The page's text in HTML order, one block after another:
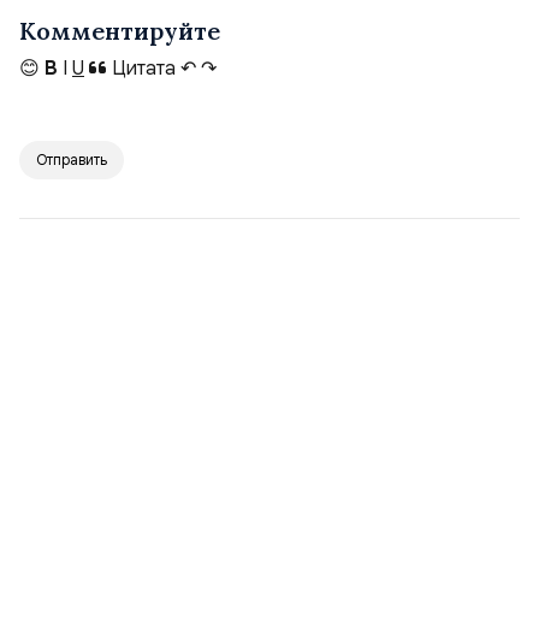
Комментируйте
😊 B I U Цитата ↶ ↷
Отправить